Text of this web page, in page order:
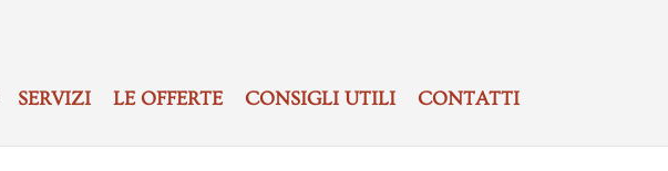
SERVIZI LE OFFERTE CONSIGLI UTILI CONTATTI